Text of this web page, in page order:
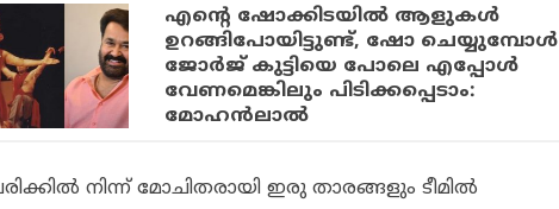
എന്റെ ഷോക്കിടയില്‍ ആളുകള്‍
ഉറങ്ങിപോയിട്ടുണ്ട്, ഷോ ചെയ്യുമ്പോള്‍
ജോര്‍ജ് കുട്ടിയെ പോലെ എപ്പോള്‍
വേണമെങ്കിലും പിടിക്കപ്പെടാം:
മോഹന്‍ലാല്‍
നിന്ന് മോചിതരായി ഇരു താരങ്ങളും ടീമില്‍